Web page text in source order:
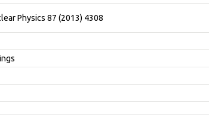
Physics 87 (2013) 4308